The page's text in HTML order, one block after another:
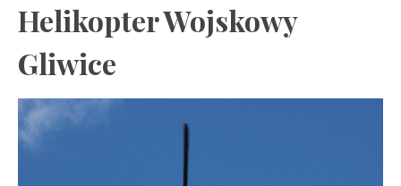
Helikopter Wojskowy
Gliwice